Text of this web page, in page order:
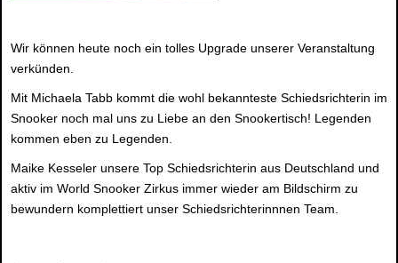
Wir können heute noch ein tolles Upgrade unserer Veranstaltung
verkünden.
Mit Michaela Tabb kommt die wohl bekannteste Schiedsrichterin im
Snooker noch mal uns zu Liebe an den Snookertisch! Legenden
kommen eben zu Legenden.
Maike Kesseler unsere Top Schiedsrichterin aus Deutschland und
aktiv im World Snooker Zirkus immer wieder am Bildschirm zu
bewundern komplettiert unser Schiedsrichterinnnen Team.